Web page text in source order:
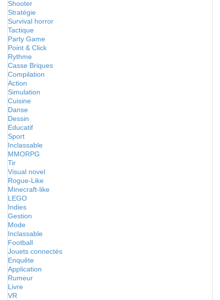
Shooter
Stratégie
Survival horror
Tactique
Party Game
Point & Click
Rythme
Casse Briques
Compilation
Action
Simulation
Cuisine
Danse
Dessin
Educatif
Sport
Inclassable
MMORPG
Tir
Visual novel
Rogue-Like
Minecraft-like
LEGO
Indies
Gestion
Mode
Inclassable
Football
Jouets connectés
Enquête
Application
Rumeur
Livre
VR